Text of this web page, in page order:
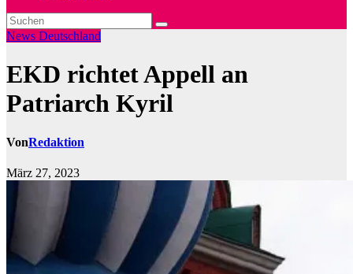
News Deutschland
EKD richtet Appell an
Patriarch Kyril
VonRedaktion
März 27, 2023